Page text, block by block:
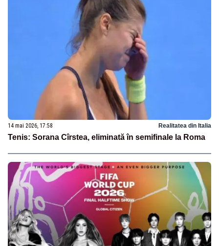
14 mai 2026, 17:58 Realitatea din Italia
Tenis: Sorana Cîrstea, eliminată în semifinale la Roma